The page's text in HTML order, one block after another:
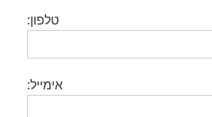
טלפון:
אימייל: